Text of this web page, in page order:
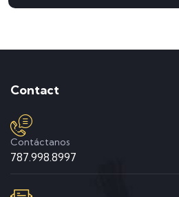
Contact
Contáctanos
787.998.8997